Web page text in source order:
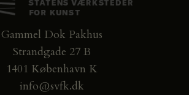
Gammel Dok Pakhus
Strandgade 27 B
1401 København K
info@svfk.dk